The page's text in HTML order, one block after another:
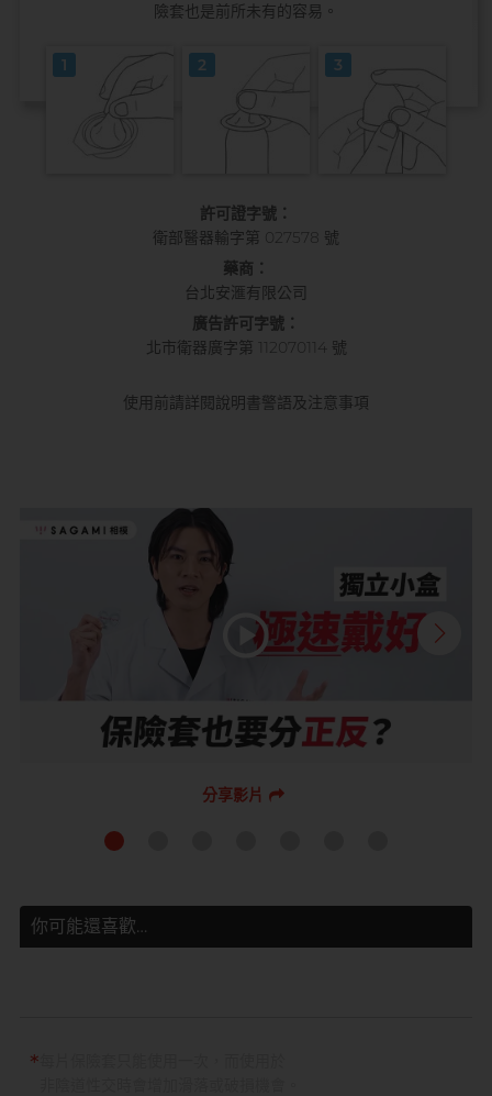
險套也是前所未有的容易。
1 2 3
許可證字號：
衛部醫器輸字第 027578 號
藥商：
台北安滙有限公司
廣告許可字號：
北市衛器廣字第 112070114 號
使用前請詳閱說明書警語及注意事項
分享影片
你可能還喜歡…
*